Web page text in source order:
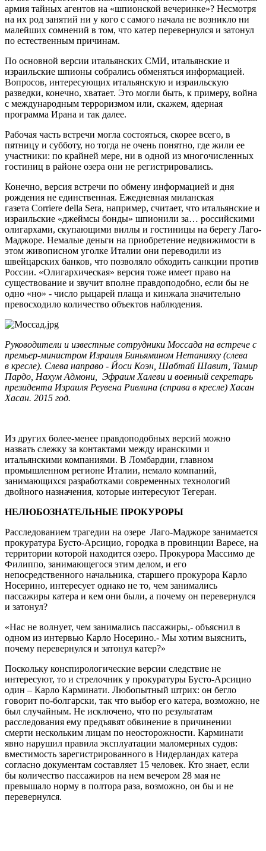
армия тайных агентов на «шпионской вечеринке»? Несмотря
на их род занятий ни у кого с самого начала не возникло ни
малейших сомнений в том, что катер перевернулся и затонул
по естественным причинам.
По основной версии итальянских СМИ, итальянские и
израильские шпионы собрались обменяться информацией.
Вопросов, интересующих итальянскую и израильскую
разведки, конечно, хватает. Это могли быть, к примеру, война
с международным терроризмом или, скажем, ядерная
программа Ирана и так далее.
Рабочая часть встречи могла состояться, скорее всего, в
пятницу и субботу, но тогда не очень понятно, где жили ее
участники: по крайней мере, ни в одной из многочисленных
гостиниц в районе озера они не регистрировались.
Конечно, версия встречи по обмену информацией и дня
рождения не единственная. Ежедневная миланская
газета Corriere della Sera, например, считает, что итальянские и
израильские «джеймсы бонды» шпионили за… российскими
олигархами, скупающими виллы и гостиницы на берегу Лаго-
Маджоре. Немалые деньги на приобретение недвижимости в
этом живописном уголке Италии они переводили из
швейцарских банков, что позволяло обходить санкции против
России. «Олигархическая» версия тоже имеет право на
существование и звучит вполне правдоподобно, если бы не
одно «но» - число рыцарей плаща и кинжала значительно
превосходило количество объектов наблюдения.
Руководители и известные сотрудники Моссада на встрече с
премьер-министром Израиля Биньямином Нетанияху (слева
в кресле). Слева направо - Йоси Коэн, Шабтай Шавит, Тамир
Пардо, Нахум Адмони, Эфраим Халеви и военный секретарь
президента Израиля Реувена Ривлина (справа в кресле) Хасан
Хасан. 2015 год.
Из других более-менее правдоподобных версий можно
назвать слежку за контактами между иранскими и
итальянскими компаниями. В Ломбардии, главном
промышленном регионе Италии, немало компаний,
занимающихся разработками современных технологий
двойного назначения, которые интересуют Тегеран.
НЕЛЮБОЗНАТЕЛЬНЫЕ ПРОКУРОРЫ
Расследованием трагедии на озере Лаго-Маджоре занимается
прокуратура Бусто-Арсицио, городка в провинции Варесе, на
территории которой находится озеро. Прокурора Массимо де
Филиппо, занимающегося этим делом, и его
непосредственного начальника, старшего прокурора Карло
Носерино, интересует однако не то, чем занимались
пассажиры катера и кем они были, а почему он перевернулся
и затонул?
«Нас не волнует, чем занимались пассажиры,- объяснил в
одном из интервью Карло Носерино.- Мы хотим выяснить,
почему перевернулся и затонул катер?»
Поскольку конспирологические версии следствие не
интересуют, то и стрелочник у прокуратуры Бусто-Арсицио
один – Карло Карминати. Любопытный штрих: он бегло
говорит по-болгарски, так что выбор его катера, возможно, не
был случайным. Не исключено, что по результатам
расследования ему предъявят обвинение в причинении
смерти нескольким лицам по неосторожности. Карминати
явно нарушил правила эксплуатации маломерных судов:
вместимость зарегистрированного в Нидерландах катера
согласно документам составляет 15 человек. Кто знает, если
бы количество пассажиров на нем вечером 28 мая не
превышало норму в полтора раза, возможно, он бы и не
перевернулся.